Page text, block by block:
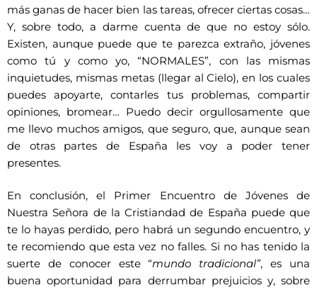
más ganas de hacer bien las tareas, ofrecer ciertas cosas…
Y, sobre todo, a darme cuenta de que no estoy sólo.
Existen, aunque puede que te parezca extraño, jóvenes
como tú y como yo, “NORMALES”, con las mismas
inquietudes, mismas metas (llegar al Cielo), en los cuales
puedes apoyarte, contarles tus problemas, compartir
opiniones, bromear… Puedo decir orgullosamente que
me llevo muchos amigos, que seguro, que, aunque sean
de otras partes de España les voy a poder tener
presentes.
En conclusión, el Primer Encuentro de Jóvenes de
Nuestra Señora de la Cristiandad de España puede que
te lo hayas perdido, pero habrá un segundo encuentro, y
te recomiendo que esta vez no falles. Si no has tenido la
suerte de conocer este “mundo tradicional”, es una
buena oportunidad para derrumbar prejuicios y, sobre